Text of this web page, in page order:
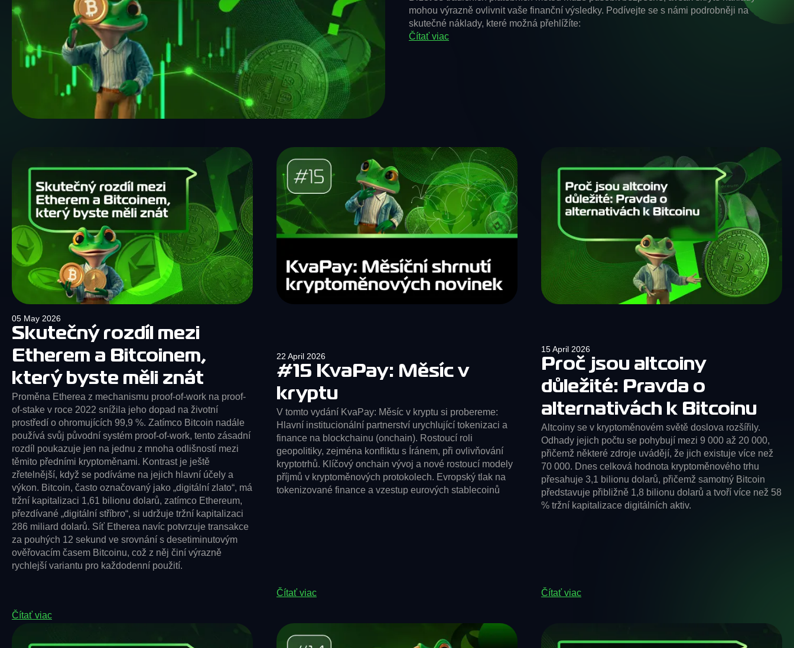
mohou výrazně ovlivnit vaše finanční výsledky. Podívejte se s námi podrobněji na
skutečné náklady, které možná přehlížíte:
Čítať viac
05 May 2026
Skutečný rozdíl mezi
Etherem a Bitcoinem,
který byste měli znát
Proměna Etherea z mechanismu proof-of-work na proof-
of-stake v roce 2022 snížila jeho dopad na životní
prostředí o ohromujících 99,9 %. Zatímco Bitcoin nadále
používá svůj původní systém proof-of-work, tento zásadní
rozdíl poukazuje jen na jednu z mnoha odlišností mezi
těmito předními kryptoměnami. Kontrast je ještě
zřetelnější, když se podíváme na jejich hlavní účely a
výkon. Bitcoin, často označovaný jako „digitální zlato“, má
tržní kapitalizaci 1,61 bilionu dolarů, zatímco Ethereum,
přezdívané „digitální stříbro“, si udržuje tržní kapitalizaci
286 miliard dolarů. Síť Etherea navíc potvrzuje transakce
za pouhých 12 sekund ve srovnání s desetiminutovým
ověřovacím časem Bitcoinu, což z něj činí výrazně
rychlejší variantu pro každodenní použití.
Čítať viac
22 April 2026
#15 KvaPay: Měsíc v
kryptu
V tomto vydání KvaPay: Měsíc v kryptu si probereme:
Hlavní institucionální partnerství urychlující tokenizaci a
finance na blockchainu (onchain). Rostoucí roli
geopolitiky, zejména konfliktu s Íránem, při ovlivňování
kryptotrhů. Klíčový onchain vývoj a nové rostoucí modely
příjmů v kryptoměnových protokolech. Evropský tlak na
tokenizované finance a vzestup eurových stablecoinů
Čítať viac
15 April 2026
Proč jsou altcoiny
důležité: Pravda o
alternativách k Bitcoinu
Altcoiny se v kryptoměnovém světě doslova rozšířily.
Odhady jejich počtu se pohybují mezi 9 000 až 20 000,
přičemž některé zdroje uvádějí, že jich existuje více než
70 000. Dnes celková hodnota kryptoměnového trhu
přesahuje 3,1 bilionu dolarů, přičemž samotný Bitcoin
představuje přibližně 1,8 bilionu dolarů a tvoří více než 58
% tržní kapitalizace digitálních aktiv.
Čítať viac